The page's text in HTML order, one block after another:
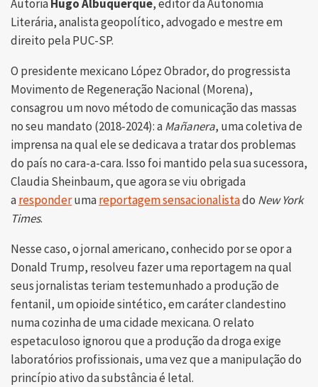
AutoriaHugo Albuquerque, editor da Autonomia
Literária, analista geopolítico, advogado e mestre em
direito pela PUC-SP.
O presidente mexicano López Obrador, do progressista
Movimento de Regeneração Nacional (Morena),
consagrou um novo método de comunicação das massas
no seu mandato (2018-2024): aMañanera, uma coletiva de
imprensa na qual ele se dedicava a tratar dos problemas
do país no cara-a-cara. Isso foi mantido pela sua sucessora,
Claudia Sheinbaum, que agora se viu obrigada
aresponderumareportagem sensacionalistado New York
Times.
Nesse caso, o jornal americano, conhecido por se opor a
Donald Trump, resolveu fazer uma reportagem na qual
seus jornalistas teriam testemunhado a produção de
fentanil, um opioide sintético, em caráter clandestino
numa cozinha de uma cidade mexicana. O relato
espetaculoso ignorou que a produção da droga exige
laboratórios profissionais, uma vez que a manipulação do
princípio ativo da substância é letal.